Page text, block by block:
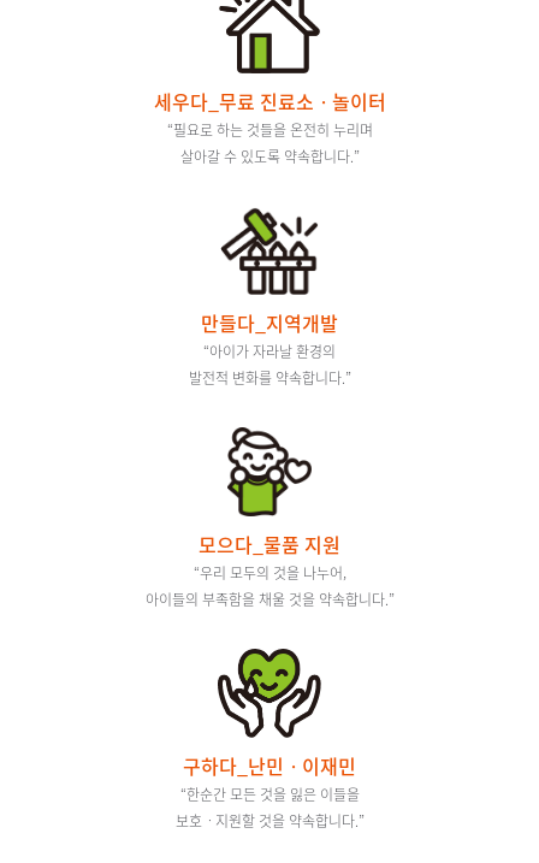
세우다_무료 진료소ㆍ놀이터
“필요로 하는 것들을 온전히 누리며
살아갈 수 있도록 약속합니다.”
만들다_지역개발
“아이가 자라날 환경의
발전적 변화를 약속합니다.”
모으다_물품 지원
“우리 모두의 것을 나누어,
아이들의 부족함을 채울 것을 약속합니다.”
구하다_난민ㆍ이재민
“한순간 모든 것을 잃은 이들을
보호ㆍ지원할 것을 약속합니다.”